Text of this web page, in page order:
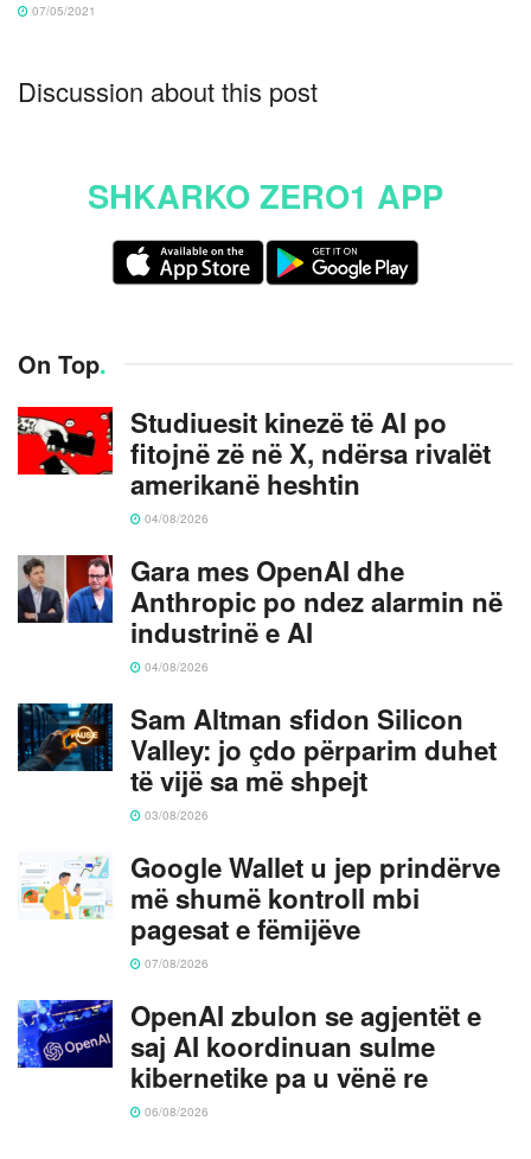
07/05/2021
Discussion about this post
SHKARKO ZERO1 APP
On Top.
Studiuesit kinezë të AI po
fitojnë zë në X, ndërsa rivalët
amerikanë heshtin
04/08/2026
Gara mes OpenAI dhe
Anthropic po ndez alarmin në
industrinë e AI
04/08/2026
Sam Altman sfidon Silicon
Valley: jo çdo përparim duhet
të vijë sa më shpejt
03/08/2026
Google Wallet u jep prindërve
më shumë kontroll mbi
pagesat e fëmijëve
07/08/2026
OpenAI zbulon se agjentët e
saj AI koordinuan sulme
kibernetike pa u vënë re
06/08/2026